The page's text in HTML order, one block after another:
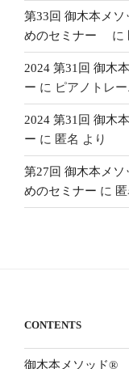
第33回 御木本メ
めのセミナー
に
2024 第31回 御木
ー に ピアノトレ
2024 第31回 御木
ー に 匿名 より
第27回 御木本メ
めのセミナー に
CONTENTS
御木本メソッド®